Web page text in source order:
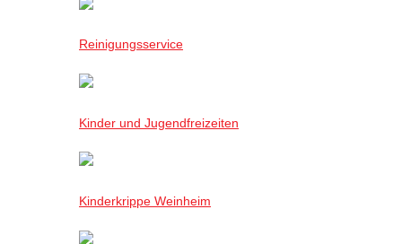
Reinigungsservice
Kinder und Jugendfreizeiten
Kinderkrippe Weinheim